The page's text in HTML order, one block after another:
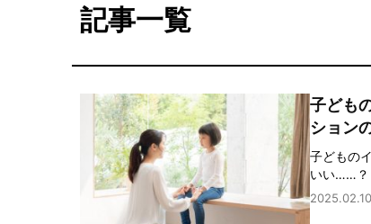
記事一覧
子ども
ション
子どもの
いい……？
2025.02.10